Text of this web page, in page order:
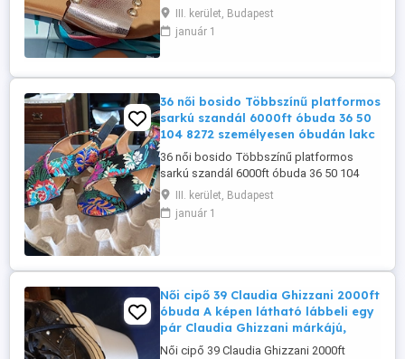
óbuda személyes átvétel óbudán
lakcimemen vagy előre fizetés után mpl
csomagautomatába +3000ft 36 50 104
III. kerület, Budapest
január 1
36 női bosido Többszínű platformos
sarkú szandál 6000ft óbuda 36 50
104 8272 személyesen óbudán lakc
36 női bosido Többszínű platformos
sarkú szandál 6000ft óbuda 36 50 104
8272 személyesen óbudán lakcimemen
vagy előre fizetés után mpl
csomagautomatába + 3000ft virágos
III. kerület, Budapest
január 1
Női cipő 39 Claudia Ghizzani 2000ft
óbuda A képen látható lábbeli egy
pár Claudia Ghizzani márkájú,
Női cipő 39 Claudia Ghizzani 2000ft